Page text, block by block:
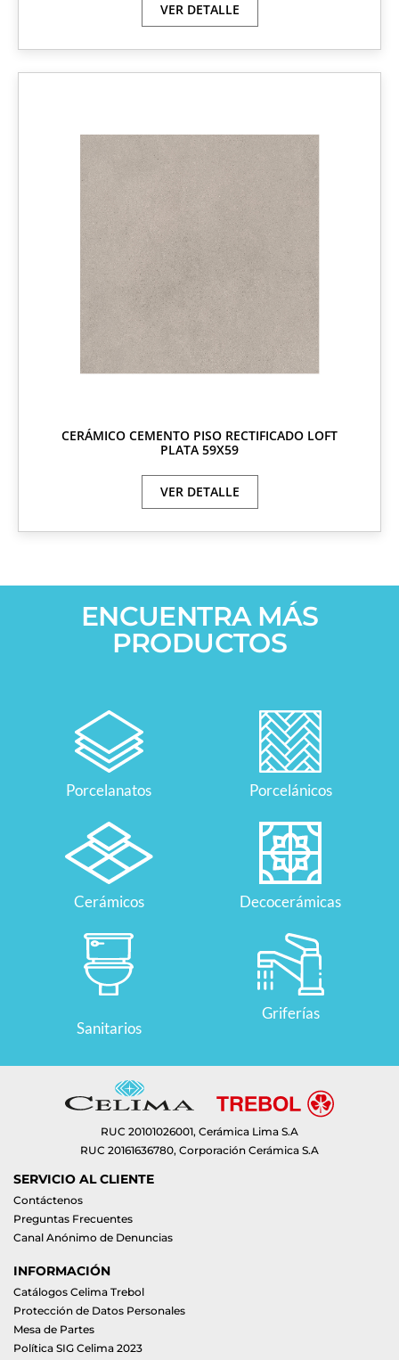
VER DETALLE
CERÁMICO CEMENTO PISO RECTIFICADO LOFT
PLATA 59X59
VER DETALLE
ENCUENTRA MÁS
PRODUCTOS
Porcelanatos Porcelánicos
Cerámicos Decocerámicas
Sanitarios
Griferías
RUC 20101026001, Cerámica Lima S.A
RUC 20161636780, Corporación Cerámica S.A
SERVICIO AL CLIENTE
Contáctenos
Preguntas Frecuentes
Canal Anónimo de Denuncias
INFORMACIÓN
Catálogos Celima Trebol
Protección de Datos Personales
Mesa de Partes
Política SIG Celima 2023